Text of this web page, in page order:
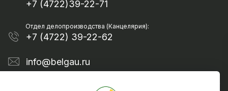
+7 (4722)39-22-71
Отдел делопроизводства (Канцелярия):
+7 (4722) 39-22-62
info@belgau.ru